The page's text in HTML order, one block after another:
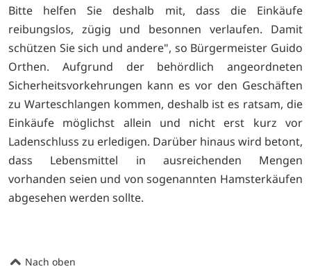
Bitte helfen Sie deshalb mit, dass die Einkäufe
reibungslos, zügig und besonnen verlaufen. Damit
schützen Sie sich und andere", so Bürgermeister Guido
Orthen. Aufgrund der behördlich angeordneten
Sicherheitsvorkehrungen kann es vor den Geschäften
zu Warteschlangen kommen, deshalb ist es ratsam, die
Einkäufe möglichst allein und nicht erst kurz vor
Ladenschluss zu erledigen. Darüber hinaus wird betont,
dass Lebensmittel in ausreichenden Mengen
vorhanden seien und von sogenannten Hamsterkäufen
abgesehen werden sollte.
Nach oben